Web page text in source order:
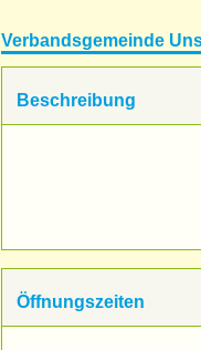
Verbandsgemeinde
Beschreibung
Öffnungszeiten